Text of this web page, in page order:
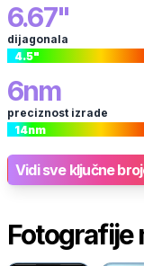
6.67"
dijagonala
4.5"
6nm
preciznost izrade
14nm
Vidi sve ključne
Fotografije